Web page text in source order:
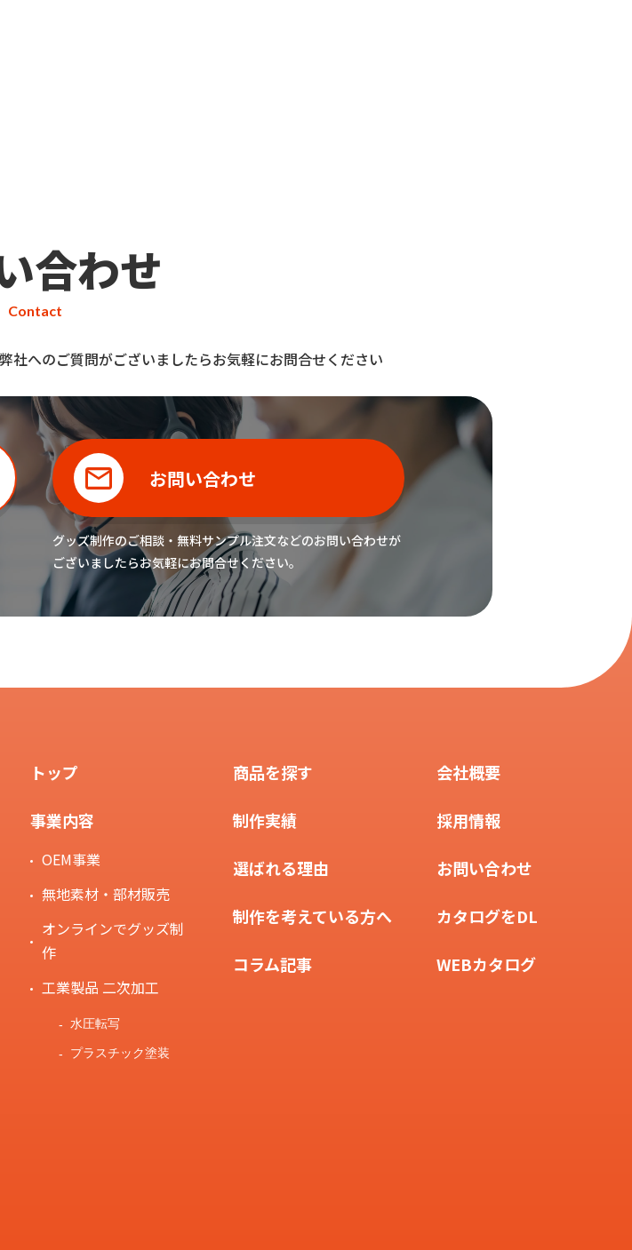
合わせ
Contact
社へのご質問がございましたらお気軽にお問合せください
お問い合わせ
グッズ制作のご相談・無料サンプル注文などのお問い合わせが
ございましたらお気軽にお問合せください。
トップ
事業内容
OEM事業
無地素材・部材販売
オンラインでグッズ制
作
工業製品 二次加工
水圧転写
プラスチック塗装
商品を探す
制作実績
選ばれる理由
制作を考えている方へ
コラム記事
会社概要
採用情報
お問い合わせ
カタログをDL
WEBカタログ